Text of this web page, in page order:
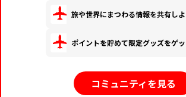
旅や世界にまつわる情報を共有しよ
ポイントを貯めて限定グッズをゲッ
コミュニティを見る